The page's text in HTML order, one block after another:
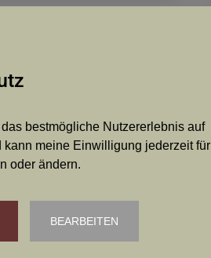
Artner | Linzerstraße 37 | 3925 Arbesbach
bestmögliche Nutzererlebnis auf
meine Einwilligung jederzeit für
oder ändern.
BEARBEITEN